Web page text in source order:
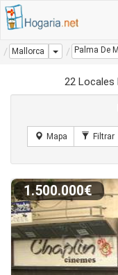
Mallorca Dropdown
22 Locales
1.500.000€